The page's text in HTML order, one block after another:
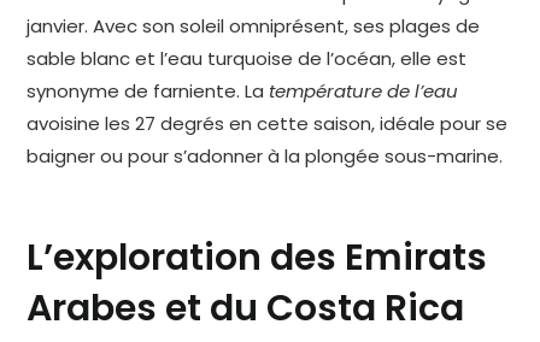
janvier. Avec son soleil omniprésent, ses plages de
sable blanc et l’eau turquoise de l’océan, elle est
synonyme de farniente. La température de l’eau
avoisine les 27 degrés en cette saison, idéale pour se
baigner ou pour s’adonner à la plongée sous-marine.
L’exploration des Emirats
Arabes et du Costa Rica